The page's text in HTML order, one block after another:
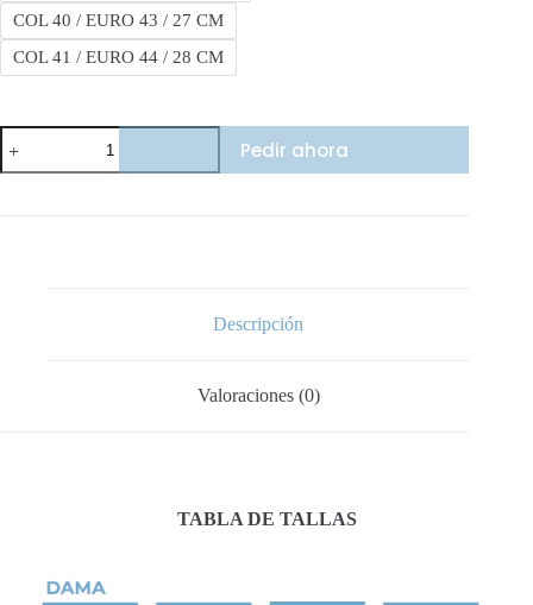
COL 40 / EURO 43 / 27 CM
COL 41 / EURO 44 / 28 CM
Bota
Under
Armour
Pedir ahora
Descripción
Valoraciones (0)
TABLA DE TALLAS